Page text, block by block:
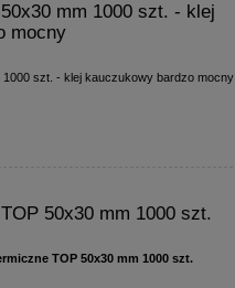
mm 1000 szt. - klej
mocny
szt. - klej kauczukowy bardzo mocny
50x30 mm 1000 szt.
TOP 50x30 mm 1000 szt.